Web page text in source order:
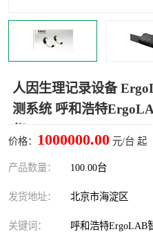
人因生理记录设备
测系统 呼和浩特
价格： 1000000.00 元/台 起
产品数量： 100.00台
发货地址： 北京市海淀区
关键词： 呼和浩特ErgoLAB